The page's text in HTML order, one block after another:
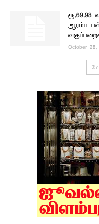
ரூ.69.98
ஆரம்ப
October 28,